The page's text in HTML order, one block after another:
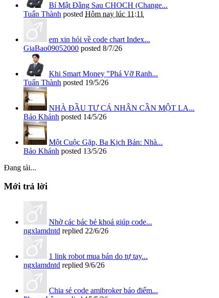
Bí Mật Đằng Sau CHOCH (Change...
Tuấn Thành posted Hôm nay lúc 11:11
em xin hỏi về code chart Index...
GiaBao09052000 posted 8/7/26
Khi Smart Money "Phá Vỡ Ranh...
Tuấn Thành posted 19/5/26
NHÀ ĐẦU TƯ CÁ NHÂN CẦN MỘT LA...
Bảo Khánh posted 14/5/26
Một Cuộc Gặp, Ba Kịch Bản: Nhà...
Bảo Khánh posted 13/5/26
Đang tải...
Mới trả lời
Nhờ các bác bẻ khoá giúp code...
ngxlamdntd replied 22/6/26
1 link robot mua bán do tự tay...
ngxlamdntd replied 9/6/26
Chia sẻ code amibroker báo điểm...